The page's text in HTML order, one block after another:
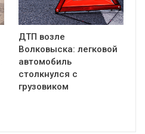
ДТП возле
Волковыска: легковой
автомобиль
столкнулся с
грузовиком